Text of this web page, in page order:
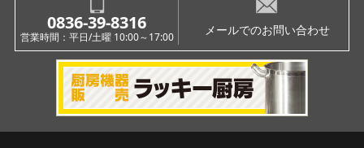
0836-39-8316
営業時間：平日/土曜 10:00～17:00 メールでのお問い合わせ